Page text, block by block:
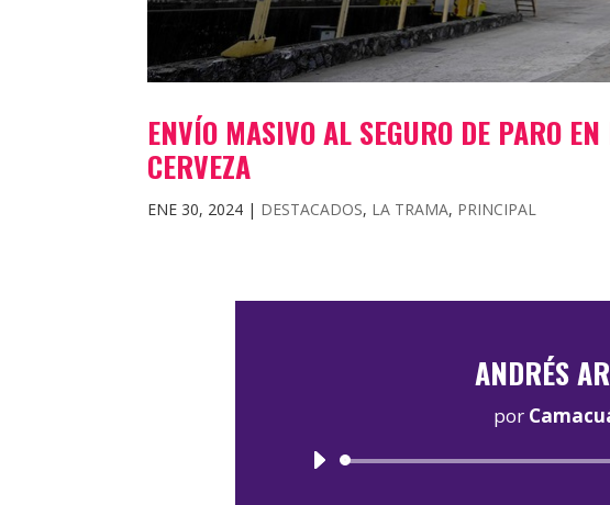
ENVÍO MASIVO AL SEGURO DE PARO
CERVEZA
ENE 30, 2024 | DESTACADOS, LA TRAMA, PRINCIPAL
ANDRÉS
por